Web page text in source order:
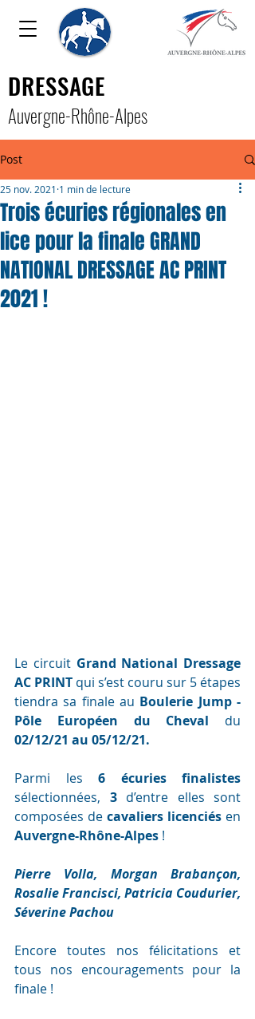
DRESSAGE
Auvergne-Rhône-Alpes
Post
Trois écuries régionales en
lice pour la finale GRAND
NATIONAL DRESSAGE AC PRINT
2021 !
25 nov. 2021 1 min de lecture
Le circuit Grand National Dressage
AC PRINT qui s’est couru sur 5 étapes
tiendra sa finale au Boulerie Jump -
Pôle Européen du Cheval
02/12/21 au 05/12/21.
Parmi les 6 écuries finalistes
sélectionnées, 3 d’entre elles sont
composées de cavaliers licenciés en
Auvergne-Rhône-Alpes !
Pierre Volla, Morgan Brabançon,
Rosalie Francisci, Patricia Coudurier,
Séverine Pachou
Encore toutes nos félicitations et
tous nos encouragements pour la
finale !